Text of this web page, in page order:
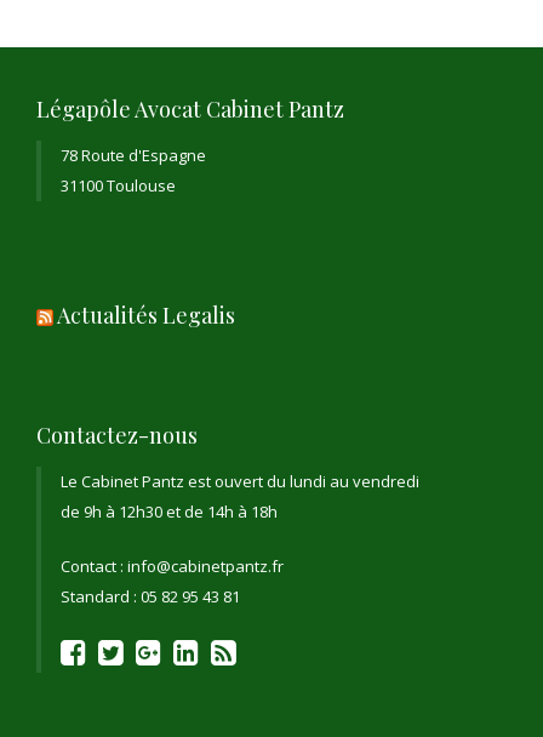
Légapôle Avocat Cabinet Pantz
78 Route d'Espagne
31100 Toulouse
Actualités Legalis
Contactez-nous
Le Cabinet Pantz est ouvert du lundi au vendredi
de 9h à 12h30 et de 14h à 18h
Contact : info@cabinetpantz.fr
Standard : 05 82 95 43 81